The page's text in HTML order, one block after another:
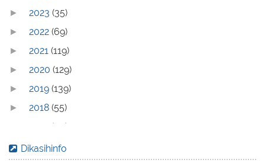
► 2023 (35)
► 2022 (69)
► 2021 (119)
► 2020 (129)
► 2019 (139)
► 2018 (55)
(70)
► 2016(83)
Dikasihinfo